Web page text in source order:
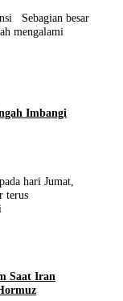
Sebagian besar
mengalami
Imbangi
hari Jumat,
terus
Saat Iran